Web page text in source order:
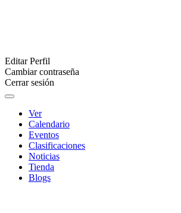
Editar Perfil
Cambiar contraseña
Cerrar sesión
Ver
Calendario
Eventos
Clasificaciones
Noticias
Tienda
Blogs